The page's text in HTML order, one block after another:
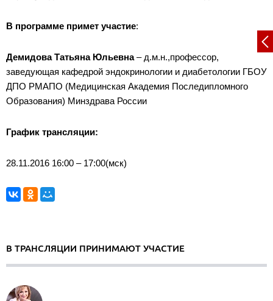
В программе примет участие:
Демидова Татьяна Юльевна– д.м.н.,профессор,
заведующая кафедрой эндокринологии и диабетологии ГБОУ
ДПО РМАПО (Медицинская Академия Последипломного
Образования) Минздрава России
График трансляции:
28.11.2016 16:00 – 17:00(мск)
В ТРАНСЛЯЦИИ ПРИНИМАЮТ УЧАСТИЕ